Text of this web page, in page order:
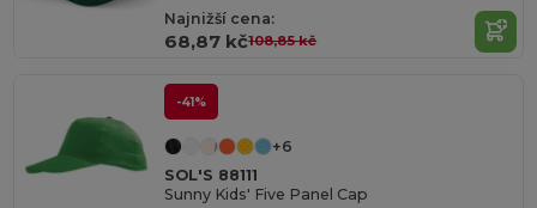
Najnižší cena:
68,87 kč108,85 kč
-41%
+6
SOL'S 88111
Sunny Kids' Five Panel Cap